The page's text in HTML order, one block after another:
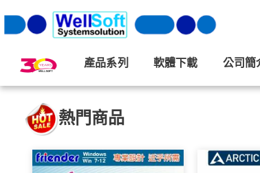
產品系列 軟體下載 公司簡
熱門商品